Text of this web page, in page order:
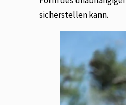
sicherstellen kann.